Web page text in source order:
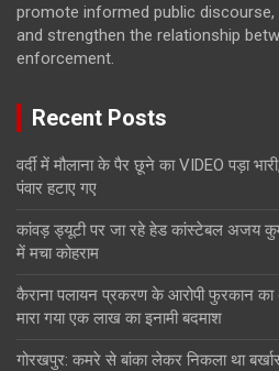
promote informed public discourse,
and strengthen the relationship
enforcement.
Recent Posts
वर्दी में मौलाना के पैर छूने का VIDEO पड़ा
पंवार हटाए गए
कांवड़ ड्यूटी पर जा रहे हेड कांस्टेबल अजय
में मचा कोहराम
कैराना पलायन प्रकरण के आरोपी फुरकान
मारा गया एक लाख का इनामी बदमाश
गोरखपुर: कमरे से बांका लेकर निकला था